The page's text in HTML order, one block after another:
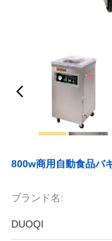
800w商用自動食品バ
ブランド名:
DUOQI